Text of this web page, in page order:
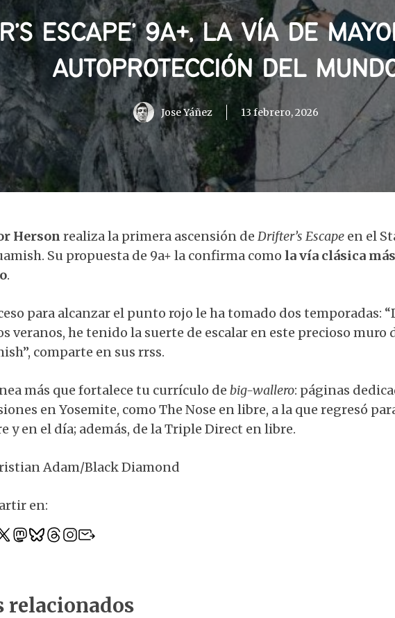
ESCAPE’ 9A+, LA VÍA DE
AUTOPROTECCIÓN DEL
Jose Yáñez 13 febrero, 2026
Herson realiza la primera ascensión de Drifter’s Escape en el
Su propuesta de 9a+ la confirma como la vía clásica
.
para alcanzar el punto rojo le ha tomado dos temporadas:
veranos, he tenido la suerte de escalar en este precioso muro
comparte en sus rrss.
más que fortalece tu currículo de big-wallero: páginas
en Yosemite, como The Nose en libre, a la que regresó
y en el día; además, de la Triple Direct en libre.
Adam/Black Diamond
en:
relacionados